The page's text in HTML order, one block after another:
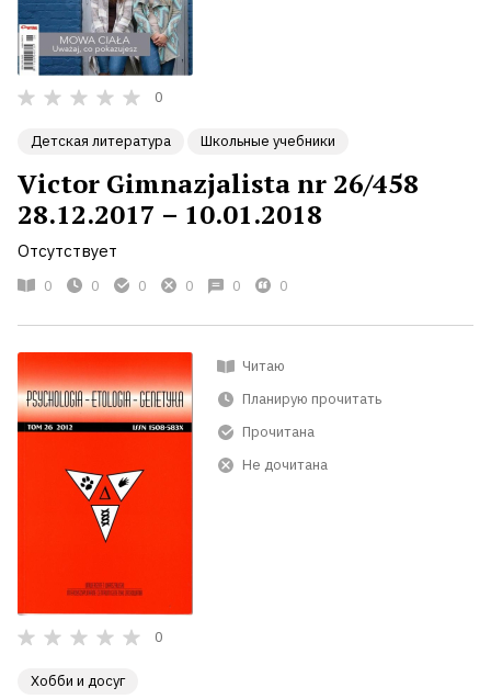
0
Детская литература Школьные учебники
Victor Gimnazjalista nr 26/458
28.12.2017 – 10.01.2018
Отсутствует
0 0 0 0 0 0
Читаю
Планирую прочитать
Прочитана
Не дочитана
0
Хобби и досуг